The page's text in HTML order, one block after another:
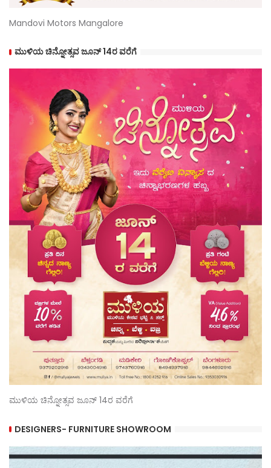
Mandovi Motors Mangalore
ಮುಳಿಯ ಚಿನ್ನೋತ್ಸವ ಜೂನ್ 14ರ ವರೆಗೆ
ಮುಳಿಯ ಚಿನ್ನೋತ್ಸವ ಜೂನ್ 14ರ ವರೆಗೆ
DESIGNERS- FURNITURE SHOWROOM